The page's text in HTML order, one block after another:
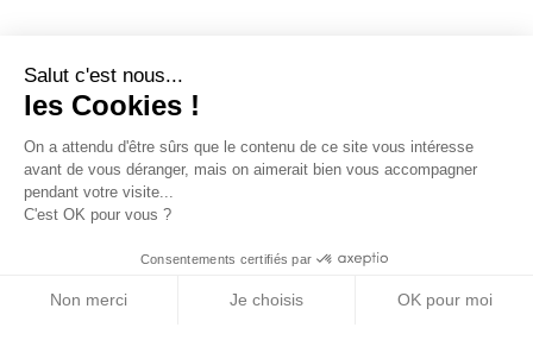
Salut c'est nous...
les Cookies !
On a attendu d'être sûrs que le contenu de ce site vous intéresse
avant de vous déranger, mais on aimerait bien vous accompagner
pendant votre visite...
C'est OK pour vous ?
Consentements certifiés par
Non merci Je choisis OK pour moi